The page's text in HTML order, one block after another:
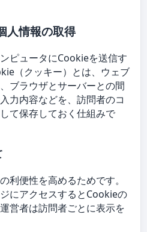
人情報の取得
ピュータにCookieを送信す
（クッキー）とは、ウェブ
ブラウザとサーバーとの間
力内容などを、訪問者のコ
て保存しておく仕組みで
利便性を高めるためです。
にアクセスするとCookieの
営者は訪問者ごとに表示を